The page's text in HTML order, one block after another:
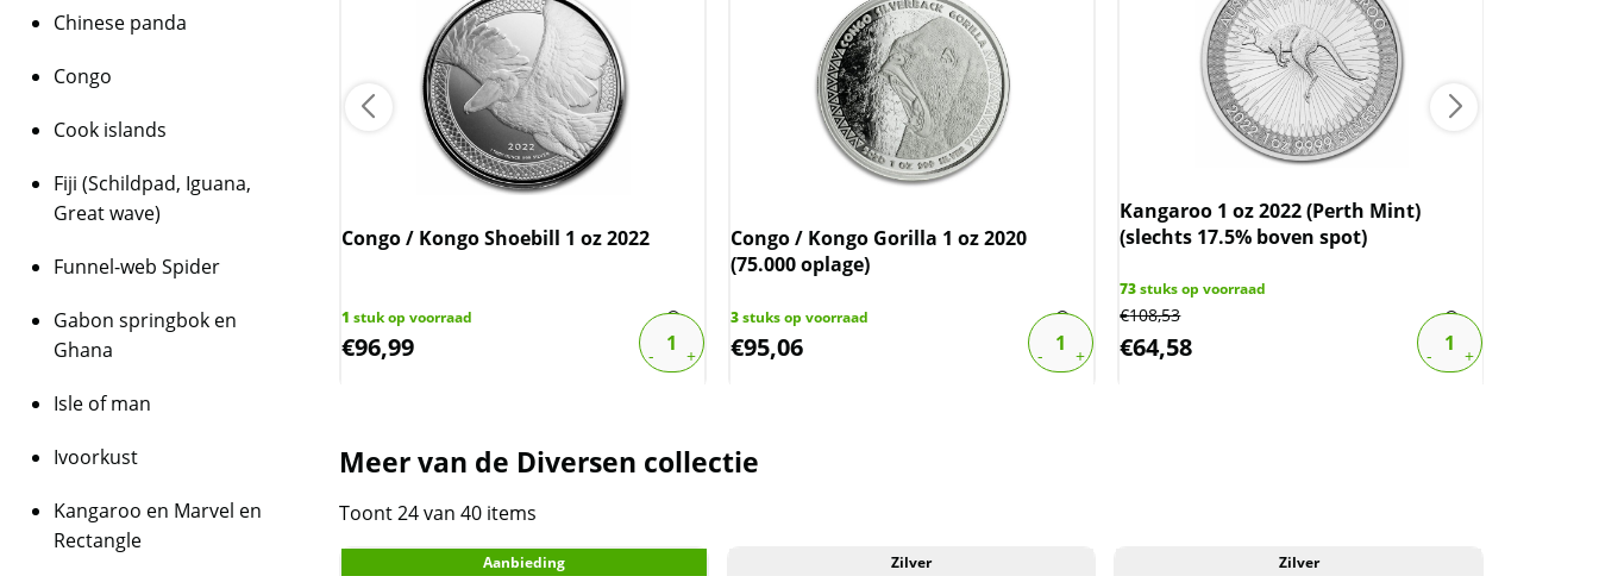
voorraad
Congo / Kongo Shoebill 1 oz 2022
1 stuk op voorraad
€96,99
Congo / Kongo Gorilla 1 oz 2020
(75.000 oplage)
3stuks op voorraad
€95,06
Kangaroo 1 oz 2022 (Perth Mint)
(slechts 17.5% boven spot)
73stuks op voorraad
€108,53
€64,58
Meer van de Diversen collectie
Toont 24 van 40 items
Aanbieding Zilver Zilver
Chinese panda
Congo
Cook islands
Fiji (Schildpad, Iguana,
Great wave)
Funnel-web Spider
Gabon springbok en
Ghana
Isle of man
Ivoorkust
Kangaroo en Marvel en
Rectangle